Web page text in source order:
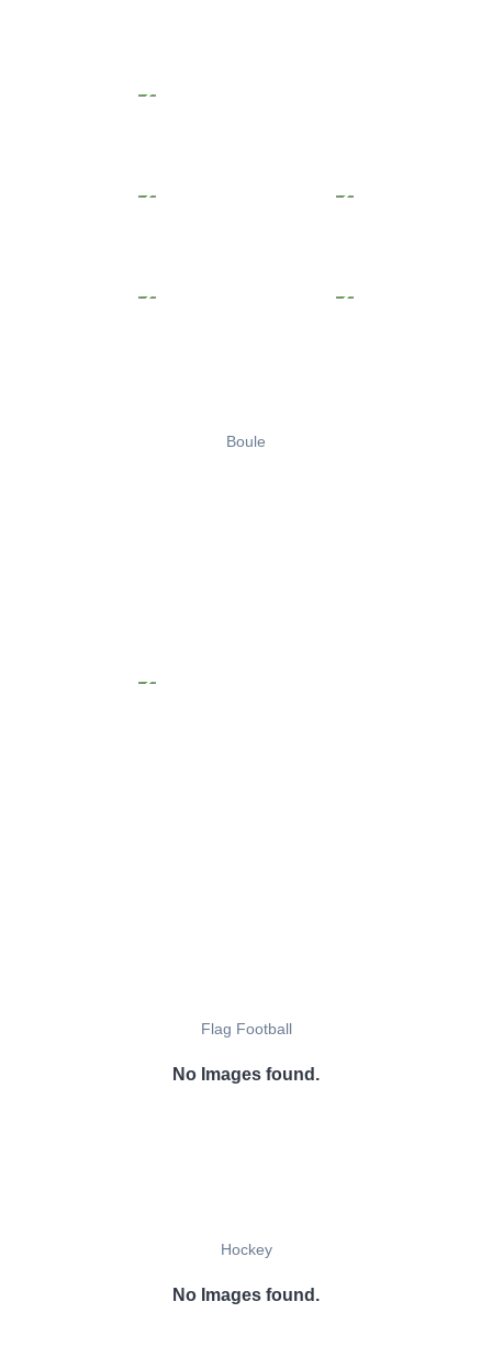
Boule
Flag Football
No Images found.
Hockey
No Images found.